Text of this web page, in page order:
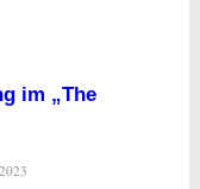
im „The